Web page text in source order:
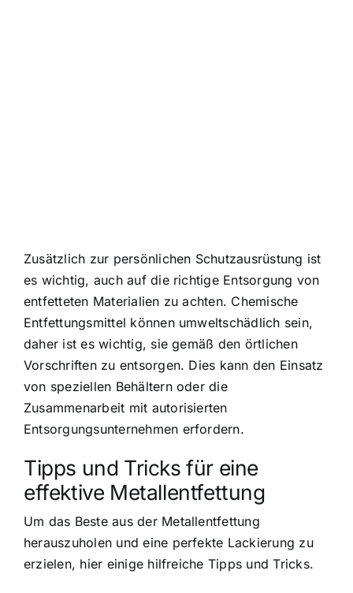
Zusätzlich zur persönlichen Schutzausrüstung ist
es wichtig, auch auf die richtige Entsorgung von
entfetteten Materialien zu achten. Chemische
Entfettungsmittel können umweltschädlich sein,
daher ist es wichtig, sie gemäß den örtlichen
Vorschriften zu entsorgen. Dies kann den Einsatz
von speziellen Behältern oder die
Zusammenarbeit mit autorisierten
Entsorgungsunternehmen erfordern.
Tipps und Tricks für eine
effektive Metallentfettung
Um das Beste aus der Metallentfettung
herauszuholen und eine perfekte Lackierung zu
erzielen, hier einige hilfreiche Tipps und Tricks.